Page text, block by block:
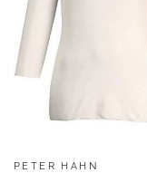
PETER HAHN